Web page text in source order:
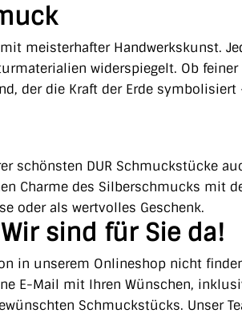
meisterhafter Handwerkskunst.
widerspiegelt. Ob feiner
der die Kraft der Erde symbolisiert
schönsten DUR Schmuckstücke
Charme des Silberschmucks mit
oder als wertvolles Geschenk.
sind für Sie da!
in unserem Onlineshop nicht
E-Mail mit Ihren Wünschen,
Schmuckstücks. Unser